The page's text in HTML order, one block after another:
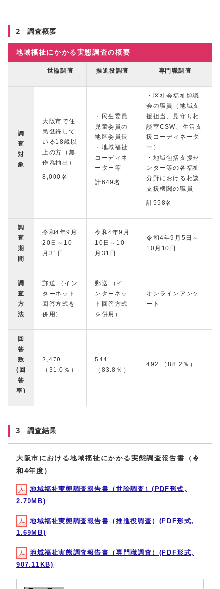
2 調査概要
地域福祉にかかる実態調査の概要
世論調査 推進役調査 専門職調査
調
査
対
象
大阪市で住
民登録して
いる18歳以
上の方（無
作為抽出）
8,000名
・民生委員
児童委員の
地区委員長
・地域福祉
コーディネ
ーター等
計649名
・区社会福祉協議
会の職員（地域支
援担当、見守り相
談室CSW、生活支
援コーディネータ
ー）
・地域包括支援セ
ンター等の各福祉
分野における相談
支援機関の職員
計558名
調
査
期
間
令和4年9月
20日～10
月31日
令和4年9月
10日～10
月31日
令和4年9月5日～
10月10日
調
査
方
法
郵送 （イン
ターネット
回答方式を
併用）
郵送 （イ
ンターネッ
ト回答方式
を併用）
オンラインアンケ
ート
回
答
数
(回
答
率)
2,479
（31.0％）
544
（83.8％）
492 （88.2％）
3 調査結果
大阪市における地域福祉にかかる実態調査報告書（令
和4年度）
地域福祉実態調査報告書（世論調査）(PDF形式,
2.70MB)
地域福祉実態調査報告書（推進役調査）(PDF形式,
1.69MB)
地域福祉実態調査報告書（専門職調査）(PDF形式,
907.11KB)